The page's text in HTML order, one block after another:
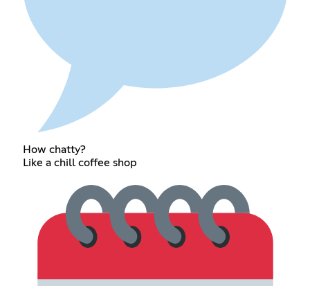
How chatty?
Like a chill coffee shop